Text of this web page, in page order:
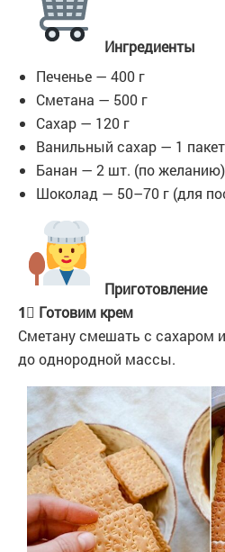
Ингредиенты
Печенье — 400 г
Сметана — 500 г
Сахар — 120 г
Ванильный сахар — 1
Банан — 2 шт. (по желанию)
Шоколад — 50–70 г (для
Приготовление
1⃣ Готовим крем
Сметану смешать с сахаром
до однородной массы.